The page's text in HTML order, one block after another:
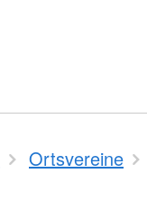
Ortsvereine